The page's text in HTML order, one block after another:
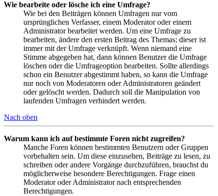
Wie bearbeite oder lösche ich eine Umfrage?
Wie bei den Beiträgen können Umfragen nur vom
ursprünglichen Verfasser, einem Moderator oder einem
Administrator bearbeitet werden. Um eine Umfrage zu
bearbeiten, ändere den ersten Beitrag des Themas; dieser ist
immer mit der Umfrage verknüpft. Wenn niemand eine
Stimme abgegeben hat, dann können Benutzer die Umfrage
löschen oder die Umfrageoption bearbeiten. Sollte allerdings
schon ein Benutzer abgestimmt haben, so kann die Umfrage
nur noch von Moderatoren oder Administratoren geändert
oder gelöscht werden. Dadurch soll die Manipulation von
laufenden Umfragen verhindert werden.
Nach oben
Warum kann ich auf bestimmte Foren nicht zugreifen?
Manche Foren können bestimmten Benutzern oder Gruppen
vorbehalten sein. Um diese einzusehen, Beiträge zu lesen, zu
schreiben oder andere Vorgänge durchzuführen, brauchst du
möglicherweise besondere Berechtigungen. Frage einen
Moderator oder Administrator nach entsprechenden
Berechtigungen.